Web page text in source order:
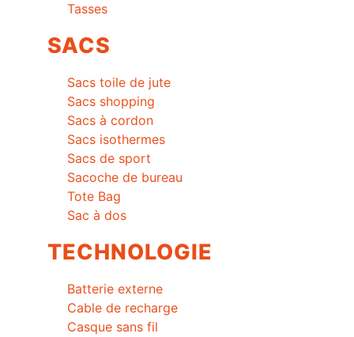
Tasses
SACS
Sacs toile de jute
Sacs shopping
Sacs à cordon
Sacs isothermes
Sacs de sport
Sacoche de bureau
Tote Bag
Sac à dos
TECHNOLOGIE
Batterie externe
Cable de recharge
Casque sans fil